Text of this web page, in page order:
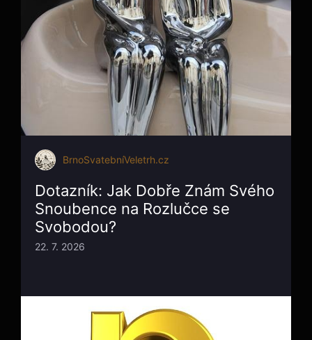
BrnoSvatebníVeletrh.cz
Dotazník: Jak Dobře Znám Svého
Snoubence na Rozlučce se
Svobodou?
22. 7. 2026